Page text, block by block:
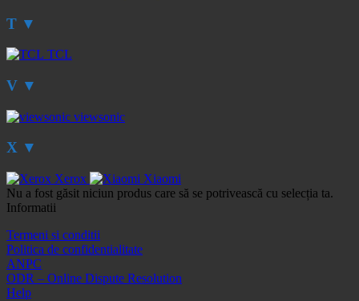
T ▼
TCL
V ▼
viewsonic
X ▼
Xerox
Xiaomi
Nu a fost găsit niciun produs care să se potrivească cu selecția ta.
Informatii
Termeni si conditii
Politica de confidentialitate
ANPC
ODR – Online Dispute Resolution
Help